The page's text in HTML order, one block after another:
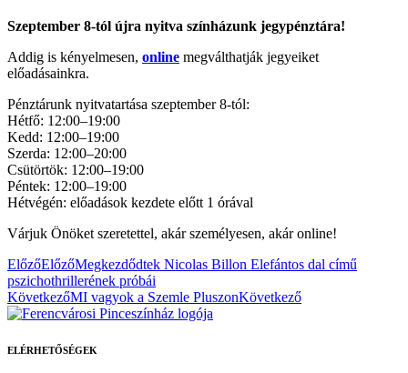
Szeptember 8-tól újra nyitva színházunk jegypénztára!
Addig is kényelmesen, online megválthatják jegyeiket
előadásainkra.
Pénztárunk nyitvatartása szeptember 8-tól:
Hétfő: 12:00–19:00
Kedd: 12:00–19:00
Szerda: 12:00–20:00
Csütörtök: 12:00–19:00
Péntek: 12:00–19:00
Hétvégén: előadások kezdete előtt 1 órával
Várjuk Önöket szeretettel, akár személyesen, akár online!
ElőzőElőzőMegkezdődtek Nicolas Billon Elefántos dal című
pszichothrillerének próbái
KövetkezőMI vagyok a Szemle PluszonKövetkező
ELÉRHETŐSÉGEK